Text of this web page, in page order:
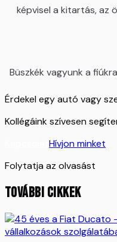
képvisel a kitartás, az
Büszkék vagyunk a
Érdekel egy autó vagy
Kollégáink szívesen
Hívjon minket
Folytatja az olvasást
TOVÁBBI CIKKEK